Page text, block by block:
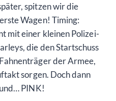
spitzen wir die
Wagen! Timing:
mit einer kleinen Polizei-
die den Startschuss
der Armee,
sorgen. Doch dann
PINK!